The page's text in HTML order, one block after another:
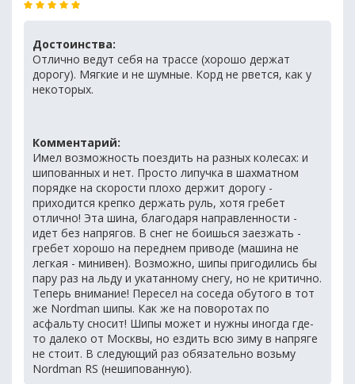
Достоинства:
Отлично ведут себя на трассе (хорошо держат
дорогу). Мягкие и не шумные. Корд не рвется, как у
некоторых.
Комментарий:
Имел возможность поездить на разных колесах: и
шипованных и нет. Просто липучка в шахматном
порядке на скорости плохо держит дорогу -
приходится крепко держать руль, хотя гребет
отлично! Эта шина, благодаря направленности -
идет без напрягов. В снег не боишься заезжать -
гребет хорошо на переднем приводе (машина не
легкая - минивен). Возможно, шипы пригодились бы
пару раз на льду и укатанному снегу, но не критично.
Теперь внимание! Пересел на соседа обутого в тот
же Nordman шипы. Как же на поворотах по
асфальту сносит! Шипы может и нужны иногда где-
то далеко от Москвы, но ездить всю зиму в напряге
не стоит. В следующий раз обязательно возьму
Nordman RS (нешипованную).